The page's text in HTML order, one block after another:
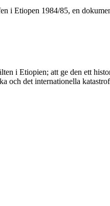
i Etiopen 1984/85, en
i Etiopien; att ge den ett
och det internationella